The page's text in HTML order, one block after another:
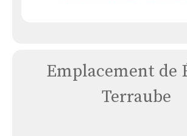
Emplacement de
Terraube